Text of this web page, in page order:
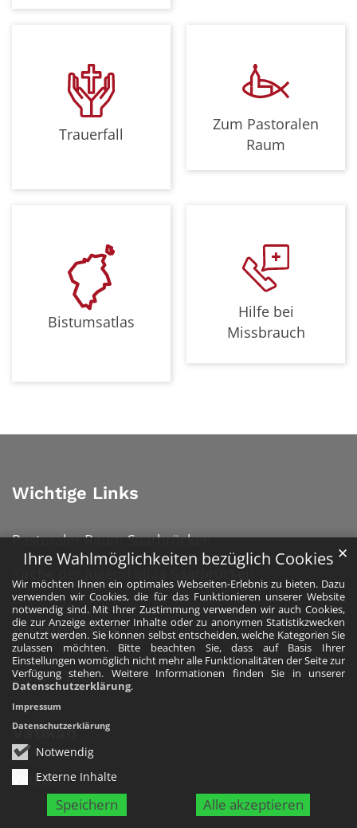
Ihre Wahlmöglichkeiten bezüglich Cookies
Wir möchten Ihnen ein optimales Webseiten-Erlebnis zu bieten. Dazu
verwenden wir Cookies, die für das Funktionieren unserer Website
notwendig sind. Mit Ihrer Zustimmung verwenden wir auch Cookies,
die zur Anzeige externer Inhalte oder zu anonymen Statistikzwecken
genutzt werden. Sie können selbst entscheiden, welche Kategorien Sie
zulassen möchten. Bitte beachten Sie, dass auf Basis Ihrer
Einstellungen womöglich nicht mehr alle Funktionalitäten der Seite zur
Verfügung stehen. Weitere Informationen finden Sie in unserer
Datenschutzerklärung.
Notwendig
Externe Inhalte
Speichern Alle akzeptieren
✕
Impressum
Datenschutzerklärung
Trauerfall
Zum Pastoralen
Raum
Bistumsatlas
Hilfe bei
Missbrauch
Wichtige Links
Pastoraler Raum Saarbrücken
Kirche der Jugend eli.ja Saarbrücken
Bistum Trier
Bistum Trier
Vatikan
Vatikan